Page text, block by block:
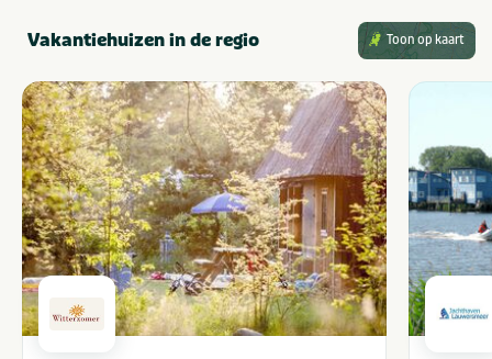
Vakantiehuizen in de regio Toon op kaart